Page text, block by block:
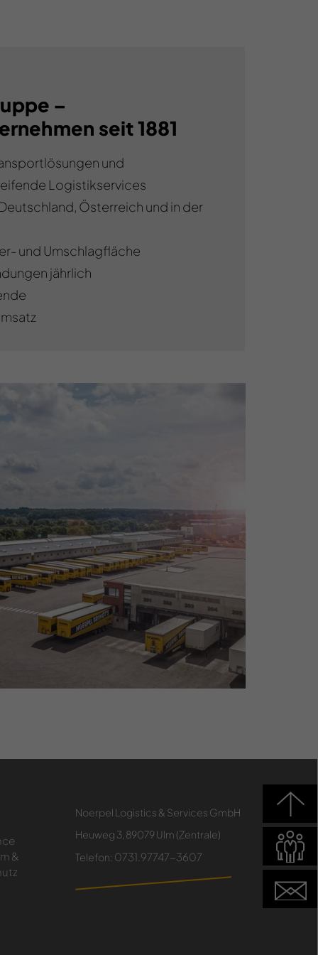
–
seit 1881
und
Logistikservices
Österreich und in der
und Umschlagfläche
jährlich
&
Noerpel Logistics & Services GmbH
Heuweg 3, 89079 Ulm (Zentrale)
Telefon: 0731.97747-3607